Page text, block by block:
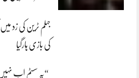
جہلم ٹرین کی زد
کی بازی ہارگیا
“یہ سسٹم اب